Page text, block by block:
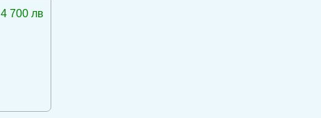
4 700 лв